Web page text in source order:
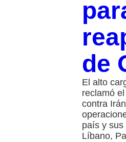
de
El alto
reclamó
contra
país y sus
Líbano,